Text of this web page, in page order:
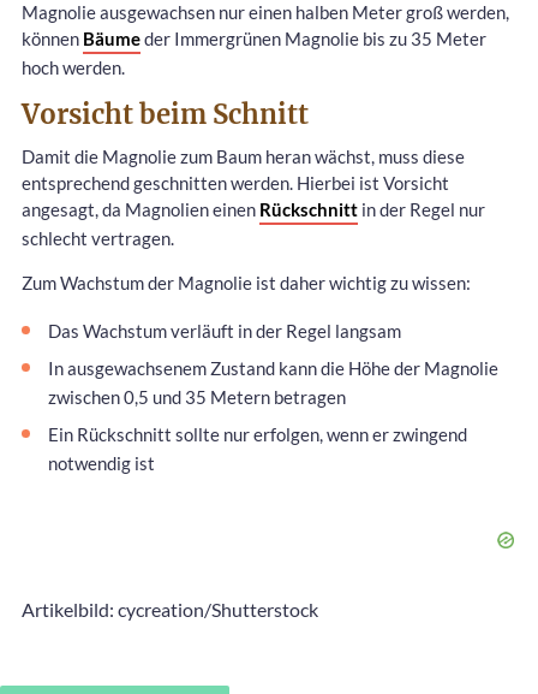
Magnolie ausgewachsen nur einen halben Meter groß werden,
können Bäumeder Immergrünen Magnolie bis zu 35 Meter
hoch werden.
Vorsicht beim Schnitt
Damit die Magnolie zum Baum heran wächst, muss diese
entsprechend geschnitten werden. Hierbei ist Vorsicht
angesagt, da Magnolien einen Rückschnitt in der Regel nur
schlecht vertragen.
Zum Wachstum der Magnolie ist daher wichtig zu wissen:
Das Wachstum verläuft in der Regel langsam
In ausgewachsenem Zustand kann die Höhe der Magnolie
zwischen 0,5 und 35 Metern betragen
Ein Rückschnitt sollte nur erfolgen, wenn er zwingend
notwendig ist
Artikelbild: cycreation/Shutterstock